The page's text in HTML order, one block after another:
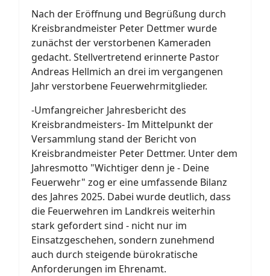
Nach der Eröffnung und Begrüßung durch
Kreisbrandmeister Peter Dettmer wurde
zunächst der verstorbenen Kameraden
gedacht. Stellvertretend erinnerte Pastor
Andreas Hellmich an drei im vergangenen
Jahr verstorbene Feuerwehrmitglieder.
-Umfangreicher Jahresbericht des
Kreisbrandmeisters- Im Mittelpunkt der
Versammlung stand der Bericht von
Kreisbrandmeister Peter Dettmer. Unter dem
Jahresmotto "Wichtiger denn je - Deine
Feuerwehr" zog er eine umfassende Bilanz
des Jahres 2025. Dabei wurde deutlich, dass
die Feuerwehren im Landkreis weiterhin
stark gefordert sind - nicht nur im
Einsatzgeschehen, sondern zunehmend
auch durch steigende bürokratische
Anforderungen im Ehrenamt.